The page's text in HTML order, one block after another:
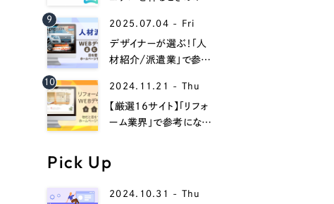
資料請求する
アルを作るときのメリット
9 2025.07.04 - Fri
デザイナーが選ぶ！「人
材紹介/派遣業」で参考
13選！
10 2024.11.21 - Thu
【厳選16サイト】「リフォ
ーム業界」で参考になる
Pick Up
2024.10.31 - Thu